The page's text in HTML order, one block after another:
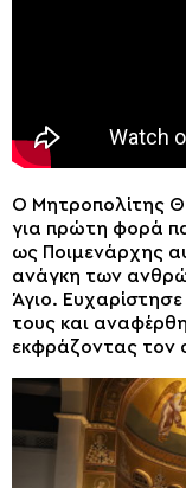
Ο Μητροπολίτης
για πρώτη φορά
ως Ποιμενάρχης
ανάγκη των
Άγιο.
τους και
εκφράζοντας τον